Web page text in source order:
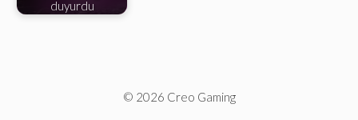
duyurdu
© 2026 Creo Gaming